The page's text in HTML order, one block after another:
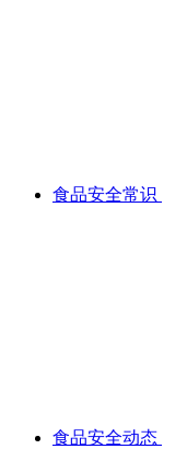
食品安全常识
食品安全动态